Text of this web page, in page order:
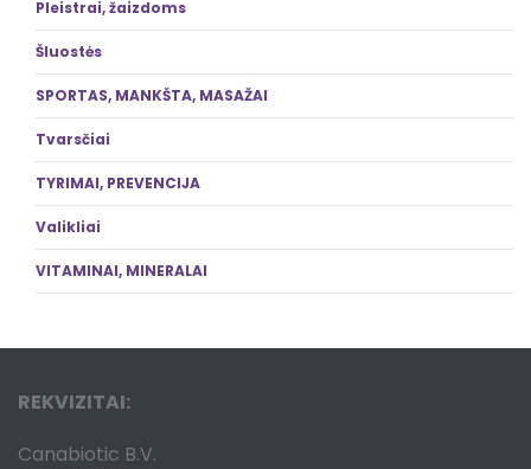
Pleistrai, žaizdoms
Šluostės
SPORTAS, MANKŠTA, MASAŽAI
Tvarsčiai
TYRIMAI, PREVENCIJA
Valikliai
VITAMINAI, MINERALAI
REKVIZITAI:
Canabiotic B.V.